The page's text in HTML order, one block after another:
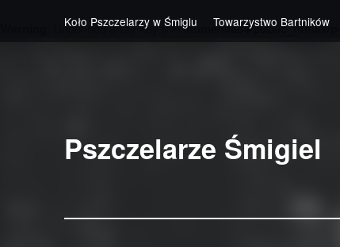
: Undefined array key 0 in/home/stas4/public_html/
Koło Pszczelarzy w Śmiglu
Towarzystwo Bartników
Pszczelarze Śmigiel